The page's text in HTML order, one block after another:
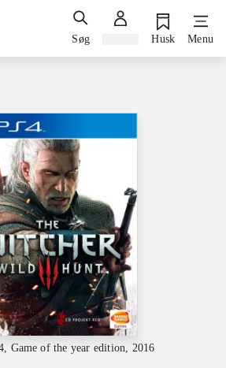
Søg Husk Menu
Game of the year edition, 2016